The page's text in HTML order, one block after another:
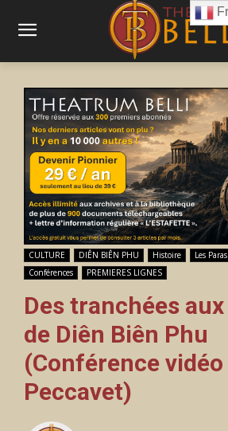
CULTURE DIÊN BIÊN PHU Histoire Les Paras
Conférences
PREMIERES LIGNES
Des tranchées
de Diên Biên Phu
(Conférence vidéo
Peccavet)